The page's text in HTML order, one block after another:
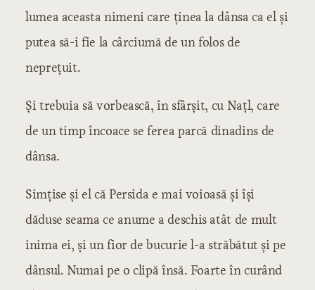
lumea aceasta nimeni care ținea la dânsa ca el și
putea să-i fie la cârciumă de un folos de
neprețuit.
Și trebuia să vorbească, în sfârșit, cu Națl, care
de un timp încoace se ferea parcă dinadins de
dânsa.
Simțise și el că Persida e mai voioasă și își
dăduse seama ce anume a deschis atât de mult
inima ei, și un fior de bucurie l-a străbătut și pe
dânsul. Numai pe o clipă însă. Foarte în curând